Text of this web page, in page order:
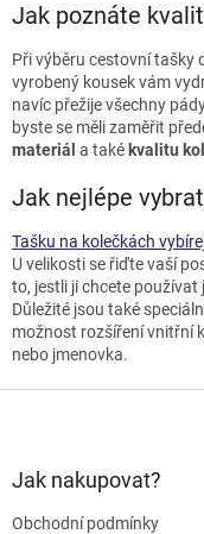
Jak poznáte
Při výběru cestovní tašky
vyrobený kousek vám
navíc přežije všechny
byste se měli zaměřit
materiál a také kvalitu
Jak nejlépe
Tašku na kolečkách
U velikosti se řiďte vaší
to, jestli ji chcete
Důležité jsou také
možnost rozšíření vnitřní
nebo jmenovka.
Jak nakupovat?
Obchodní podmínky